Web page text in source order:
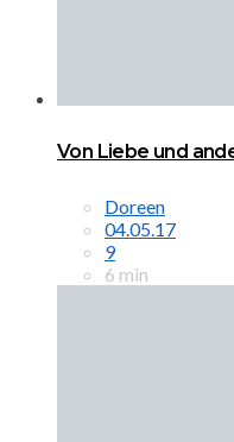
Von Liebe und
Doreen
04.05.17
9
6 min